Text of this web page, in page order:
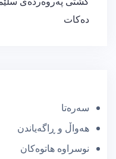
دەکات
سەرەتا
هەواڵ و ڕاگەیاندن
نوسراوە هاتوەکان